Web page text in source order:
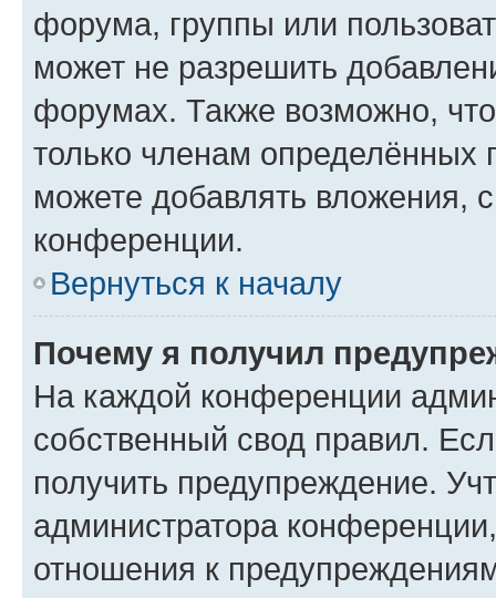
форума, группы или
может не разрешить
форумах. Также возможно,
только членам определённых
можете добавлять вложения,
конференции.
Вернуться к началу
Почему я получил
На каждой конференции
собственный свод правил.
получить предупреждение.
администратора
отношения к